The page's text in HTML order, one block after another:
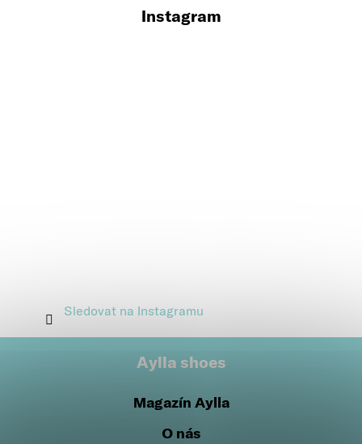
Instagram
Sledovat na Instagramu
Aylla shoes
Magazín Aylla
O nás